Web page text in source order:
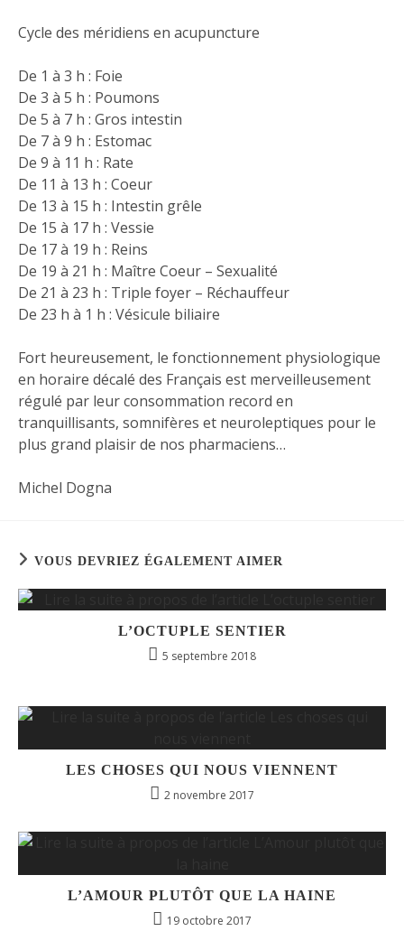
Cycle des méridiens en acupuncture
De 1 à 3 h : Foie
De 3 à 5 h : Poumons
De 5 à 7 h : Gros intestin
De 7 à 9 h : Estomac
De 9 à 11 h : Rate
De 11 à 13 h : Coeur
De 13 à 15 h : Intestin grêle
De 15 à 17 h : Vessie
De 17 à 19 h : Reins
De 19 à 21 h : Maître Coeur – Sexualité
De 21 à 23 h : Triple foyer – Réchauffeur
De 23 h à 1 h : Vésicule biliaire
Fort heureusement, le fonctionnement physiologique
en horaire décalé des Français est merveilleusement
régulé par leur consommation record en
tranquillisants, somnifères et neuroleptiques pour le
plus grand plaisir de nos pharmaciens…
Michel Dogna
VOUS DEVRIEZ ÉGALEMENT AIMER
L’OCTUPLE SENTIER
5 septembre 2018
LES CHOSES QUI NOUS VIENNENT
2 novembre 2017
L’AMOUR PLUTÔT QUE LA HAINE
19 octobre 2017